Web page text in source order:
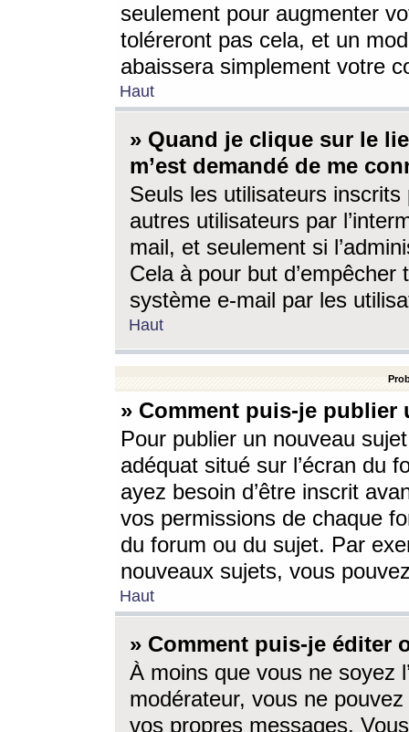
seulement pour augmenter
toléreront pas cela, et un
abaissera simplement votre
Haut
» Quand je clique sur le
m’est demandé de me
Seuls les utilisateurs
autres utilisateurs par
mail, et seulement si
Cela à pour but
système e-mail par les
Haut
» Comment puis-je
Pour publier un nouveau
adéquat situé sur l’écran du
ayez besoin d’être inscrit
vos permissions de chaque
du forum ou du sujet. Par
nouveaux sujets, vous
Haut
» Comment puis-je éditer
À moins que vous ne soyez
modérateur, vous ne
vos propres messages.